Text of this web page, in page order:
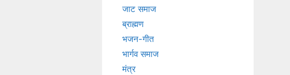
जाट समाज
ब्राह्मण
भजन-गीत
भार्गव समाज
मंत्र